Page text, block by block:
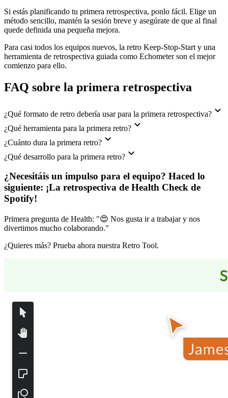
Si estás planificando tu primera retrospectiva, ponlo fácil. Elige un
método sencillo, mantén la sesión breve y asegúrate de que al final
quede definida una pequeña mejora.
Para casi todos los equipos nuevos, la retro Keep-Stop-Start y una
herramienta de retrospectiva guiada como Echometer son el mejor
comienzo para ello.
FAQ sobre la primera retrospectiva
¿Qué formato de retro debería usar para la primera retrospectiva?
¿Qué herramienta para la primera retro?
¿Cuánto dura la primera retro?
¿Qué desarrollo para la primera retro?
¿Necesitáis un impulso para el equipo? Haced lo
siguiente: ¡La retrospectiva de Health Check de
Spotify!
Primera pregunta de Health: "😍 Nos gusta ir a trabajar y nos
divertimos mucho colaborando."
¿Quieres más? Prueba ahora nuestra Retro Tool.